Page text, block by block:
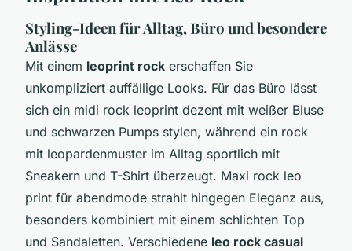
Styling-Ideen für Alltag, Büro und besondere
Anlässe
Mit einem leoprint rock erschaffen Sie
unkompliziert auffällige Looks. Für das Büro lässt
sich ein midi rock leoprint dezent mit weißer Bluse
und schwarzen Pumps stylen, während ein rock
mit leopardenmuster im Alltag sportlich mit
Sneakern und T-Shirt überzeugt. Maxi rock leo
print für abendmode strahlt hingegen Eleganz aus,
besonders kombiniert mit einem schlichten Top
und Sandaletten. Verschiedene leo rock casual